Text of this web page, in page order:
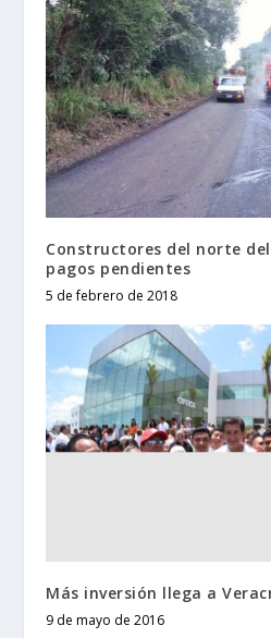
Constructores del norte
pagos pendientes
5 de febrero de 2018
Más inversión llega a
9 de mayo de 2016